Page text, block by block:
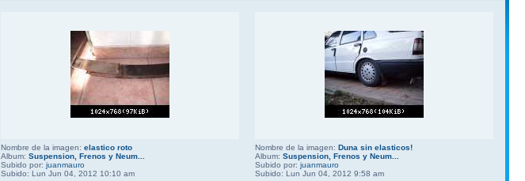
Nombre de la imagen: elastico roto
Album: Suspension, Frenos y Neum...
Subido por: juanmauro
Subido: Lun Jun 04, 2012 10:10 am
Nombre de la imagen: Duna sin elasticos!
Album: Suspension, Frenos y Neum...
Subido por: juanmauro
Subido: Lun Jun 04, 2012 9:58 am